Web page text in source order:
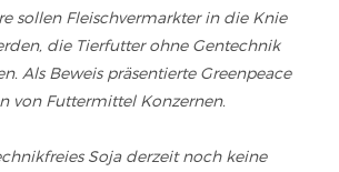
sollen Fleischvermarkter in die Knie
die Tierfutter ohne Gentechnik
Als Beweis präsentierte Greenpeace
von Futtermittel Konzernen.
Soja derzeit noch keine